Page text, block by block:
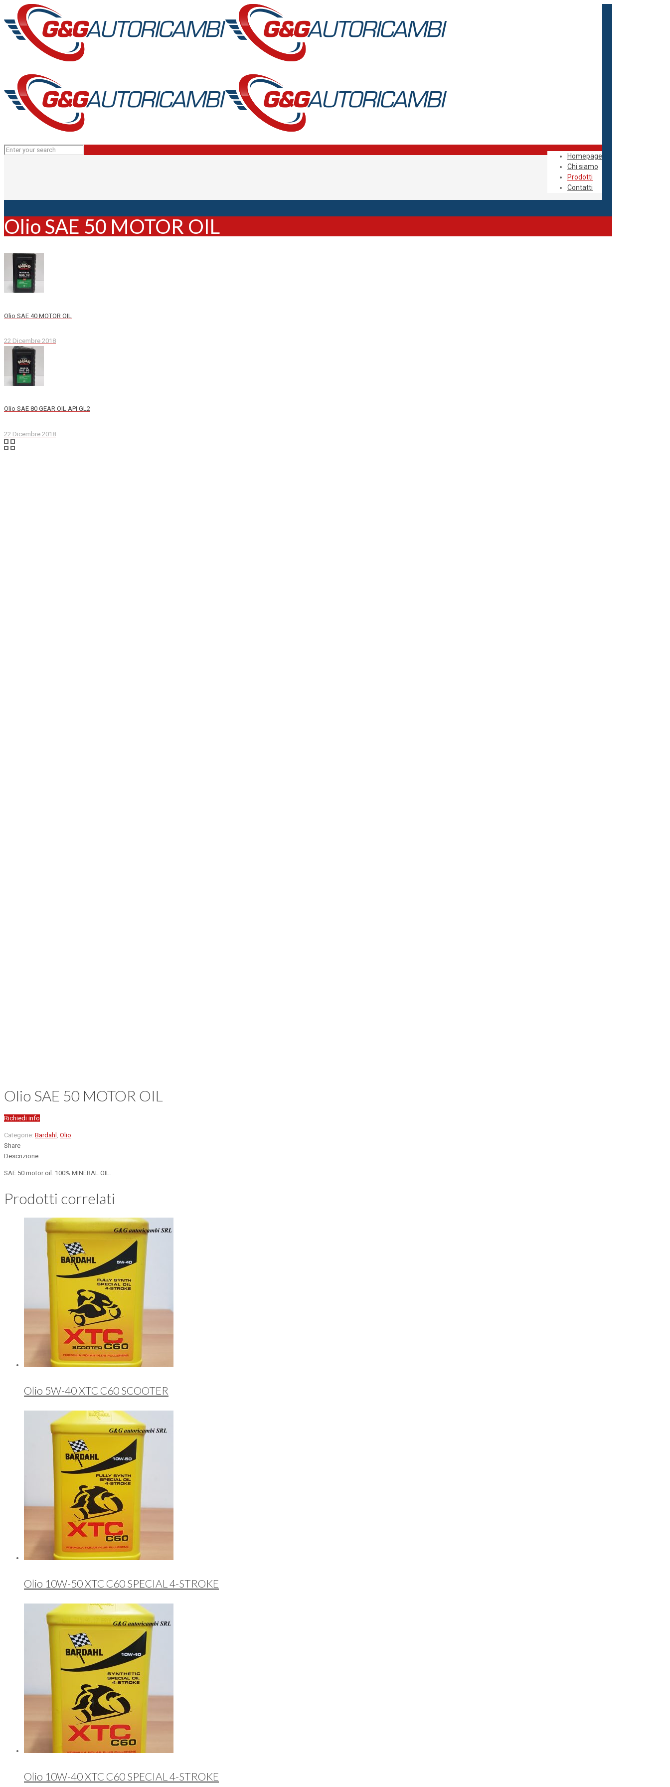
Homepage
Chi siamo
Prodotti
Contatti
Olio SAE 50 MOTOR OIL
Olio SAE 40 MOTOR OIL
22 Dicembre 2018
Olio SAE 80 GEAR OIL API GL2
22 Dicembre 2018
Olio SAE 50 MOTOR OIL
Richiedi info
Categorie: Bardahl Olio
Share
Descrizione
SAE 50 motor oil. 100% MINERAL OIL.
Prodotti correlati
Olio 5W-40 XTC C60 SCOOTER
Olio 10W-50 XTC C60 SPECIAL 4-STROKE
Olio 10W-40 XTC C60 SPECIAL 4-STROKE